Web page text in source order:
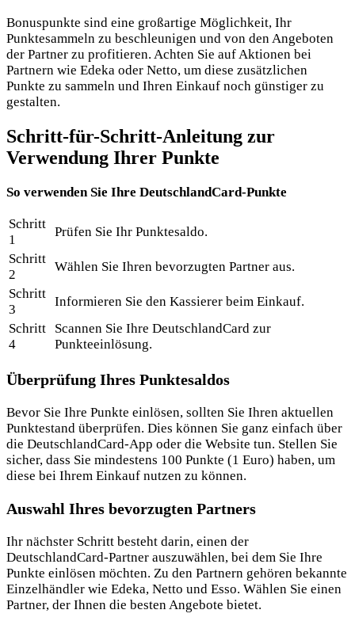
Bonuspunkte sind eine großartige Möglichkeit, Ihr
Punktesammeln zu beschleunigen und von den Angeboten
der Partner zu profitieren. Achten Sie auf Aktionen bei
Partnern wie Edeka oder Netto, um diese zusätzlichen
Punkte zu sammeln und Ihren Einkauf noch günstiger zu
gestalten.
Schritt-für-Schritt-Anleitung zur
Verwendung Ihrer Punkte
So verwenden Sie Ihre DeutschlandCard-Punkte
Schritt
1
Prüfen Sie Ihr Punktesaldo.
Schritt
2
Wählen Sie Ihren bevorzugten Partner aus.
Schritt
3
Informieren Sie den Kassierer beim Einkauf.
Schritt
4
Scannen Sie Ihre DeutschlandCard zur
Punkteeinlösung.
Überprüfung Ihres Punktesaldos
Bevor Sie Ihre Punkte einlösen, sollten Sie Ihren aktuellen
Punktestand überprüfen. Dies können Sie ganz einfach über
die DeutschlandCard-App oder die Website tun. Stellen Sie
sicher, dass Sie mindestens 100 Punkte (1 Euro) haben, um
diese bei Ihrem Einkauf nutzen zu können.
Auswahl Ihres bevorzugten Partners
Ihr nächster Schritt besteht darin, einen der
DeutschlandCard-Partner auszuwählen, bei dem Sie Ihre
Punkte einlösen möchten. Zu den Partnern gehören bekannte
Einzelhändler wie Edeka, Netto und Esso. Wählen Sie einen
Partner, der Ihnen die besten Angebote bietet.